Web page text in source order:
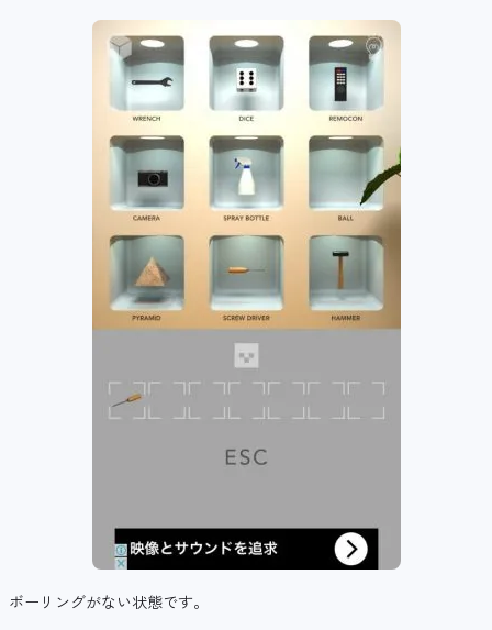
ボーリングがない状態です。